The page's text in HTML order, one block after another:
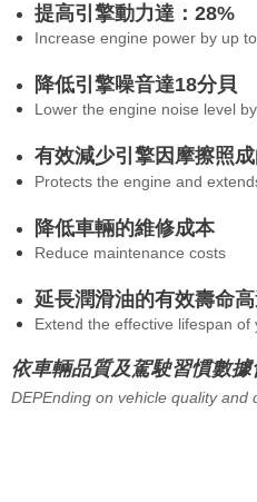
提高引擎動力達：28%
Increase engine power by up
降低引擎噪音達18分貝
Lower the engine noise level
有效減少引擎因摩擦照
Protects the engine and
降低車輛的維修成本
Reduce maintenance costs
延長潤滑油的有效壽命
Extend the effective lifespan
依車輛品質及駕駛習慣數
DEPEnding on vehicle quality and